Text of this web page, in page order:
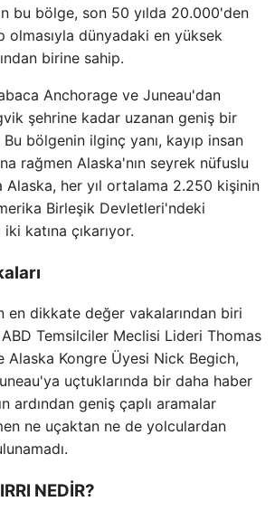
bu bölge, son 50 yılda 20.000'den
olmasıyla dünyadaki en yüksek
birine sahip.
Anchorage ve Juneau'dan
şehrine kadar uzanan geniş bir
bölgenin ilginç yanı, kayıp insan
rağmen Alaska'nın seyrek nüfuslu
Alaska, her yıl ortalama 2.250 kişinin
Birleşik Devletleri'ndeki
katına çıkarıyor.
en dikkate değer vakalarından biri
ABD Temsilciler Meclisi Lideri Thomas
Alaska Kongre Üyesi Nick Begich,
uçtuklarında bir daha haber
ardından geniş çaplı aramalar
ne uçaktan ne de yolculardan
NEDİR?